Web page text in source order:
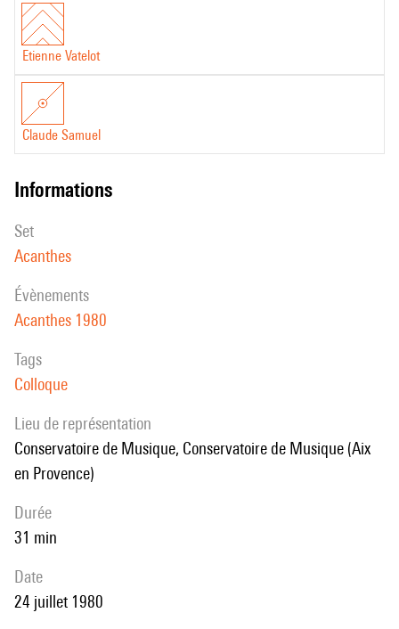
Etienne Vatelot
Claude Samuel
informations
set
Acanthes
évènements
Acanthes 1980
Tags
Colloque
Lieu de représentation
Conservatoire de Musique, Conservatoire de Musique (Aix
en Provence)
durée
31 min
date
24 juillet 1980